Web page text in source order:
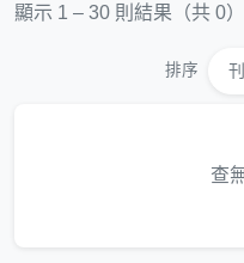
顯示 1 – 30 則結果（共 0）
排序
查